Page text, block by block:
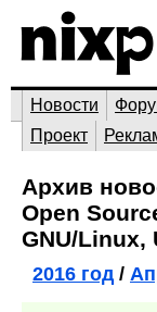
Новости
Проект
Архив
Open
GNU/Linux,
2016 год/